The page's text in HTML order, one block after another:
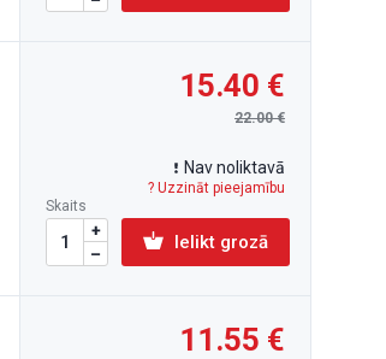
15.40
22.00
Nav noliktavā
? Uzzināt pieejamību
Skaits
Ielikt grozā
11.55